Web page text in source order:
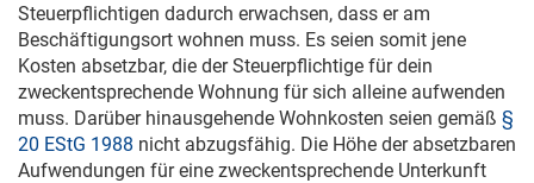
Steuerpflichtigen dadurch erwachsen, dass er am
Beschäftigungsort wohnen muss. Es seien somit jene
Kosten absetzbar, die der Steuerpflichtige für dein
zweckentsprechende Wohnung für sich alleine aufwenden
muss. Darüber hinausgehende Wohnkosten seien gemäß §
20 EStG 1988 nicht abzugsfähig. Die Höhe der absetzbaren
Aufwendungen für eine zweckentsprechende Unterkunft